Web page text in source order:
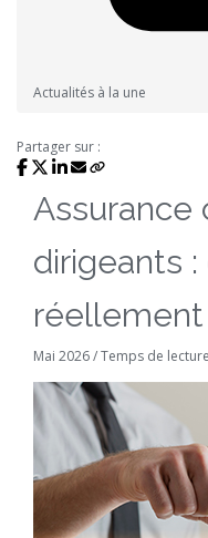
Actualités à la une
Partager sur :
Assurance
dirigeants
réellement
Mai 2026 / Temps de